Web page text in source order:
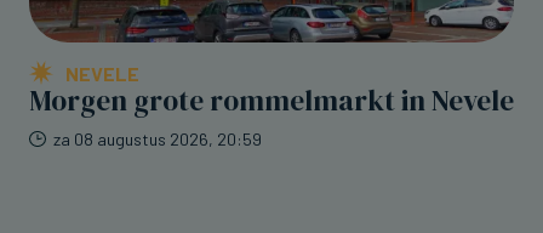
NEVELE
Morgen grote rommelmarkt in Nevele
za 08 augustus 2026, 20:59